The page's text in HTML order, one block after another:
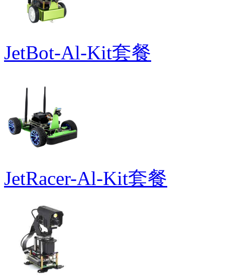
JetBot-Al-Kit套餐
JetRacer-Al-Kit套餐